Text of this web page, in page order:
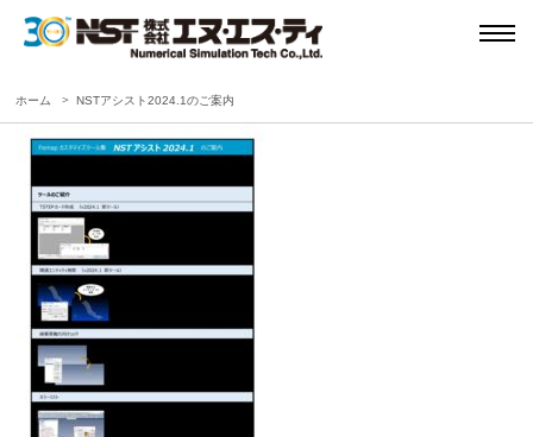
ホーム NSTアシスト2024.1のご案内